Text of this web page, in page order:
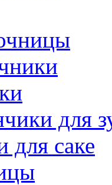
для
для саке